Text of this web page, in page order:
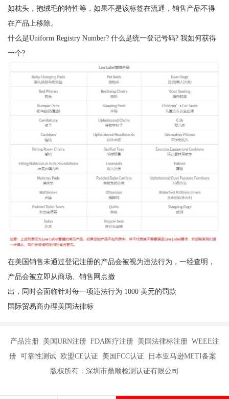
如枕头，抱绒毛的特性等，如果不是该标签在流通，销售产品不得
在产品上移除。
什么是Uniform Registry Number? 什么是统一登记号码? 我如何获得
一个?
在美国销售未通过登记注册的产品会被视为违法行为，一经查明，
产品会被立即从商场、销售网点撤
出，同时会面临针对每一项违法行为 1000 美元的罚款
国际贸易商办理美国法律标
产品注册 美国URN注册 FDA医疗注册 美国法律标注册 WEEE注
册 可靠性测试 欧盟CE认证 美国FCC认证 日本亚马逊METI备案
版权所有：深圳市鼎顺检测认证有限公司